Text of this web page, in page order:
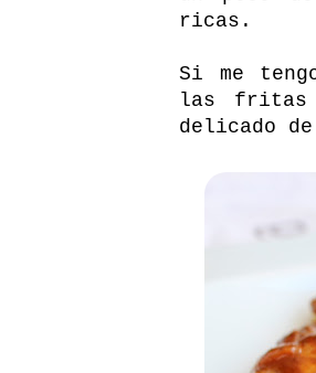
ricas.
Si me
las fritas
delicado